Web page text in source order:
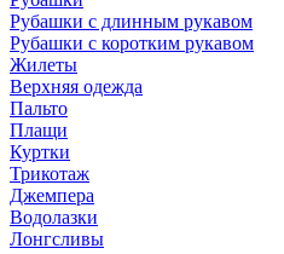
Рубашки с длинным рукавом
Рубашки с коротким рукавом
Жилеты
Верхняя одежда
Пальто
Плащи
Куртки
Трикотаж
Джемпера
Водолазки
Лонгсливы